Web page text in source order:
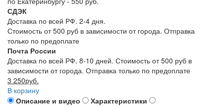
СДЭК
Доставка по всей РФ. 2-4 дня.
Стоимость от 500 руб в зависимости от города. Отправка
только по предоплате
Почта России
Доставка по всей РФ. 8-10 дней. Стоимость от 500 руб в
зависимости от города. Отправка только по предоплате
3 250руб.
В корзину
Описание и видео
Характеристики